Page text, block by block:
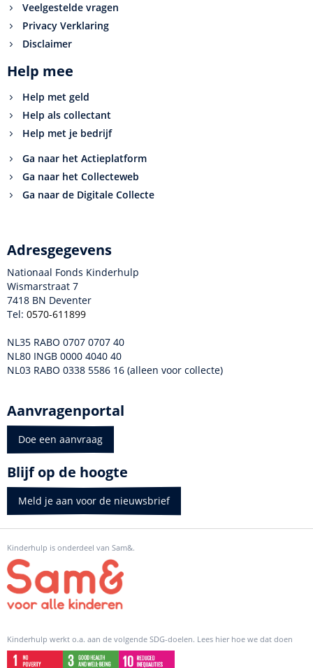
Veelgestelde vragen
Privacy Verklaring
Disclaimer
Help mee
Help met geld
Help als collectant
Help met je bedrijf
Ga naar het Actieplatform
Ga naar het Collecteweb
Ga naar de Digitale Collecte
Adresgegevens
Nationaal Fonds Kinderhulp
Wismarstraat 7
7418 BN Deventer
Tel: 0570-611899
NL35 RABO 0707 0707 40
NL80 INGB 0000 4040 40
NL03 RABO 0338 5586 16 (alleen voor collecte)
Aanvragenportal
Doe een aanvraag
Blijf op de hoogte
Meld je aan voor de nieuwsbrief
Kinderhulp is onderdeel van Sam&.
Kinderhulp werkt o.a. aan de volgende SDG-doelen. Lees hier hoe we dat doen